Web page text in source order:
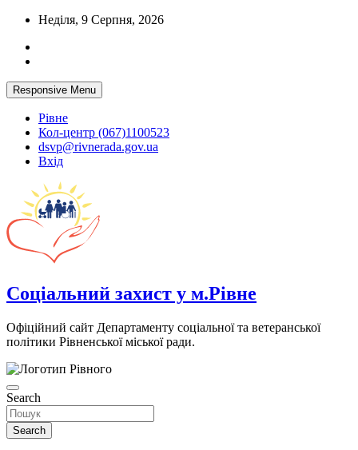
Skip
content
Неділя, 9 Серпня, 2026
Responsive Menu
Рівне
Кол-центр (067)1100523
dsvp@rivnerada.gov.ua
Вхід
Соціальний захист у м.Рівне
Офіційний сайт Департаменту соціальної та ветеранської
політики Рівненської міської ради.
Search
Search